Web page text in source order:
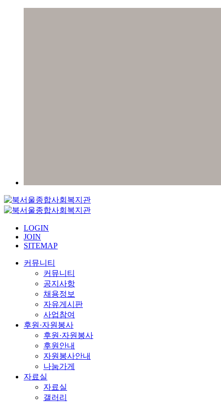
LOGIN
JOIN
SITEMAP
커뮤니티
커뮤니티
공지사항
채용정보
자유게시판
사업참여
후원·자원봉사
후원·자원봉사
후원안내
자원봉사안내
나눔가게
자료실
자료실
갤러리